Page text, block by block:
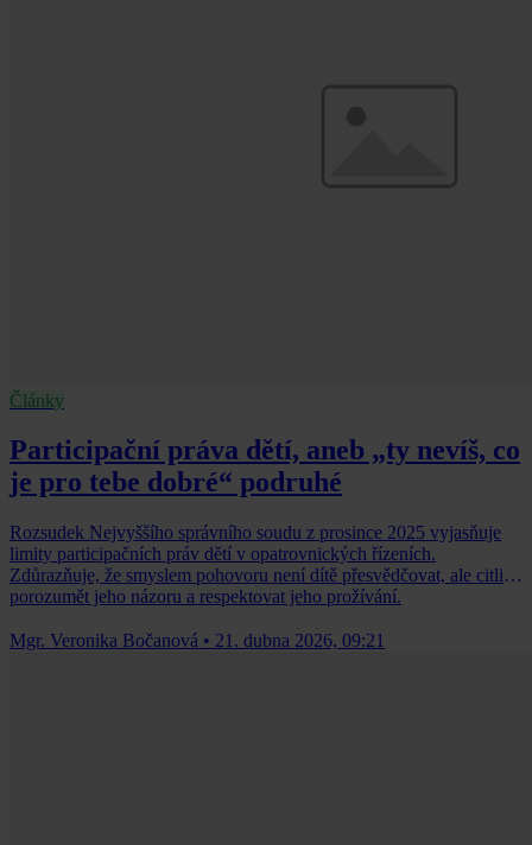
Články
Participační práva dětí, aneb „ty nevíš, co
je pro tebe dobré“ podruhé
Rozsudek Nejvyššího správního soudu z prosince 2025 vyjasňuje
limity participačních práv dětí v opatrovnických řízeních.
Zdůrazňuje, že smyslem pohovoru není dítě přesvědčovat, ale citlivě
porozumět jeho názoru a respektovat jeho prožívání.
Mgr. Veronika Bočanová • 21. dubna 2026, 09:21